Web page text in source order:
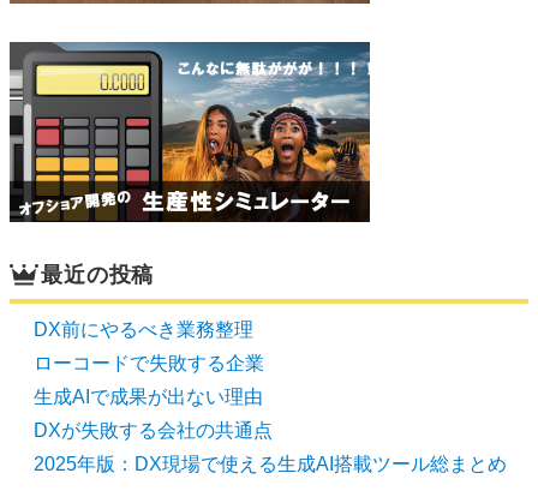
最近の投稿
DX前にやるべき業務整理
ローコードで失敗する企業
生成AIで成果が出ない理由
DXが失敗する会社の共通点
2025年版：DX現場で使える生成AI搭載ツール総まとめ